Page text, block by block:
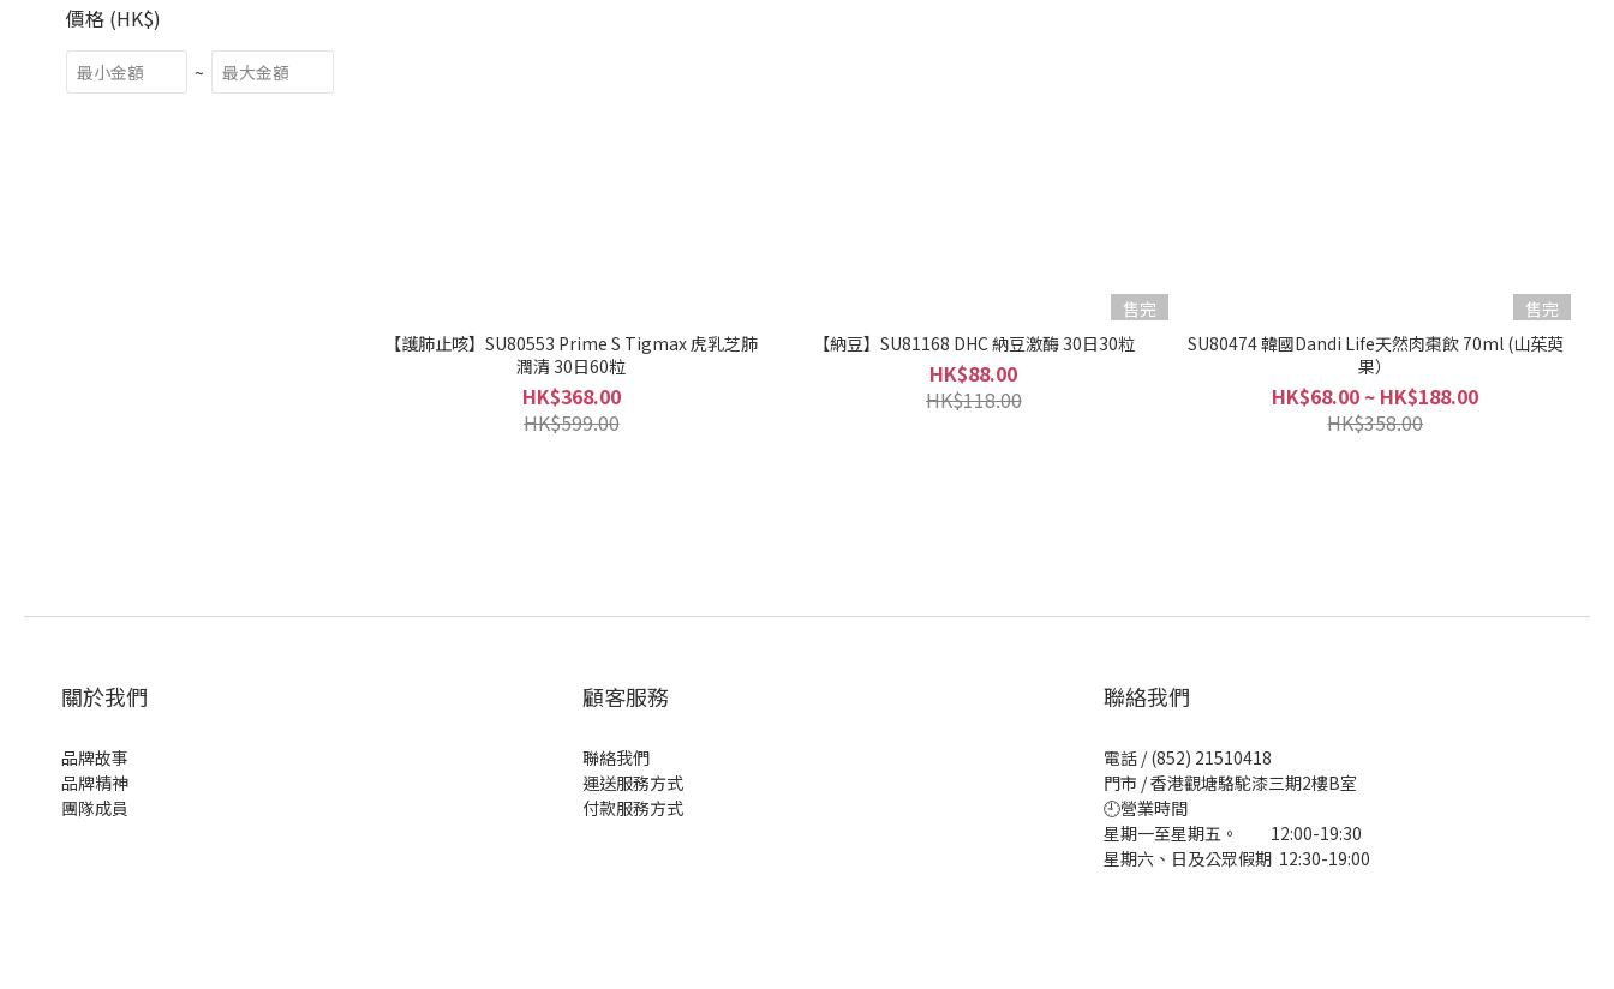
價格 (HK$)
~
【護肺止咳】SU80553 Prime S Tigmax 虎乳芝肺
潤清 30日60粒
HK$368.00
HK$599.00
售完
【納豆】SU81168 DHC 納豆激酶 30日30粒
HK$88.00
HK$118.00
售完
SU80474 韓國Dandi Life天然肉棗飲 70ml (山茱萸
果）
HK$68.00 ~ HK$188.00
HK$358.00
關於我們
品牌故事
品牌精神
團隊成員
顧客服務
聯絡我們
運送服務方式
付款服務方式
聯絡我們
電話 / (852) 21510418
門市 / 香港觀塘駱駝漆三期2樓B室
🕘營業時間
星期一至星期五。 12:00-19:30
星期六、日及公眾假期 12:30-19:00